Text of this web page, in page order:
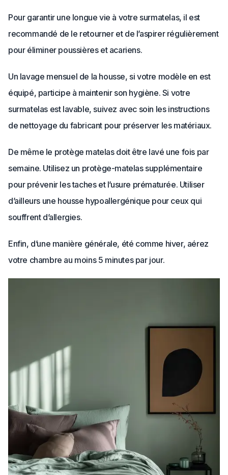
Pour garantir une longue vie à votre surmatelas, il est
recommandé de le retourner et de l’aspirer régulièrement
pour éliminer poussières et acariens.
Un lavage mensuel de la housse, si votre modèle en est
équipé, participe à maintenir son hygiène. Si votre
surmatelas est lavable, suivez avec soin les instructions
de nettoyage du fabricant pour préserver les matériaux.
De même le protège matelas doit être lavé une fois par
semaine. Utilisez un protège-matelas supplémentaire
pour prévenir les taches et l’usure prématurée. Utiliser
d’ailleurs une housse hypoallergénique pour ceux qui
souffrent d’allergies.
Enfin, d’une manière générale, été comme hiver, aérez
votre chambre au moins 5 minutes par jour.